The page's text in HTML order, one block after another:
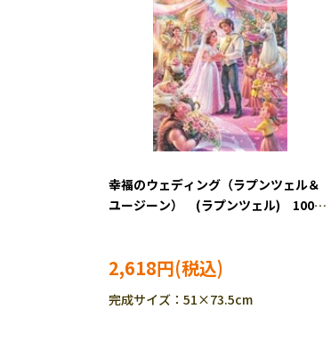
幸福のウェディング（ラプンツェル＆
ユージーン） (ラプンツェル) 1000
2,618円
完成サイズ：51×73.5cm